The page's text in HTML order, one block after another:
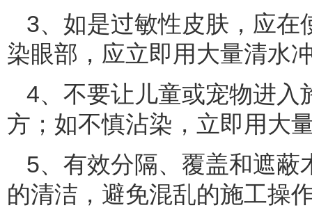
3、如是过敏性皮肤，应在
染眼部，应立即用大量清水
4、不要让儿童或宠物进入
方；如不慎沾染，立即用大
5、有效分隔、覆盖和遮蔽
的清洁，避免混乱的施工操